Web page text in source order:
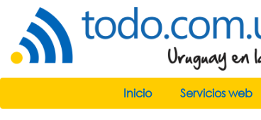
Inicio Servicios web